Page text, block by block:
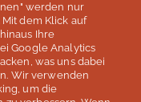
des SZ Instituts
werden nur
dem Klick auf
Ihre
Google Analytics
was uns dabei
Wir verwenden
um die